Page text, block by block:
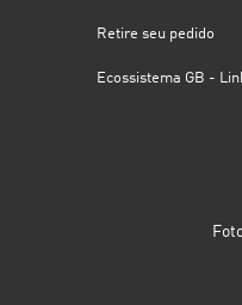
Retire seu pedido
Ecossistema GB -